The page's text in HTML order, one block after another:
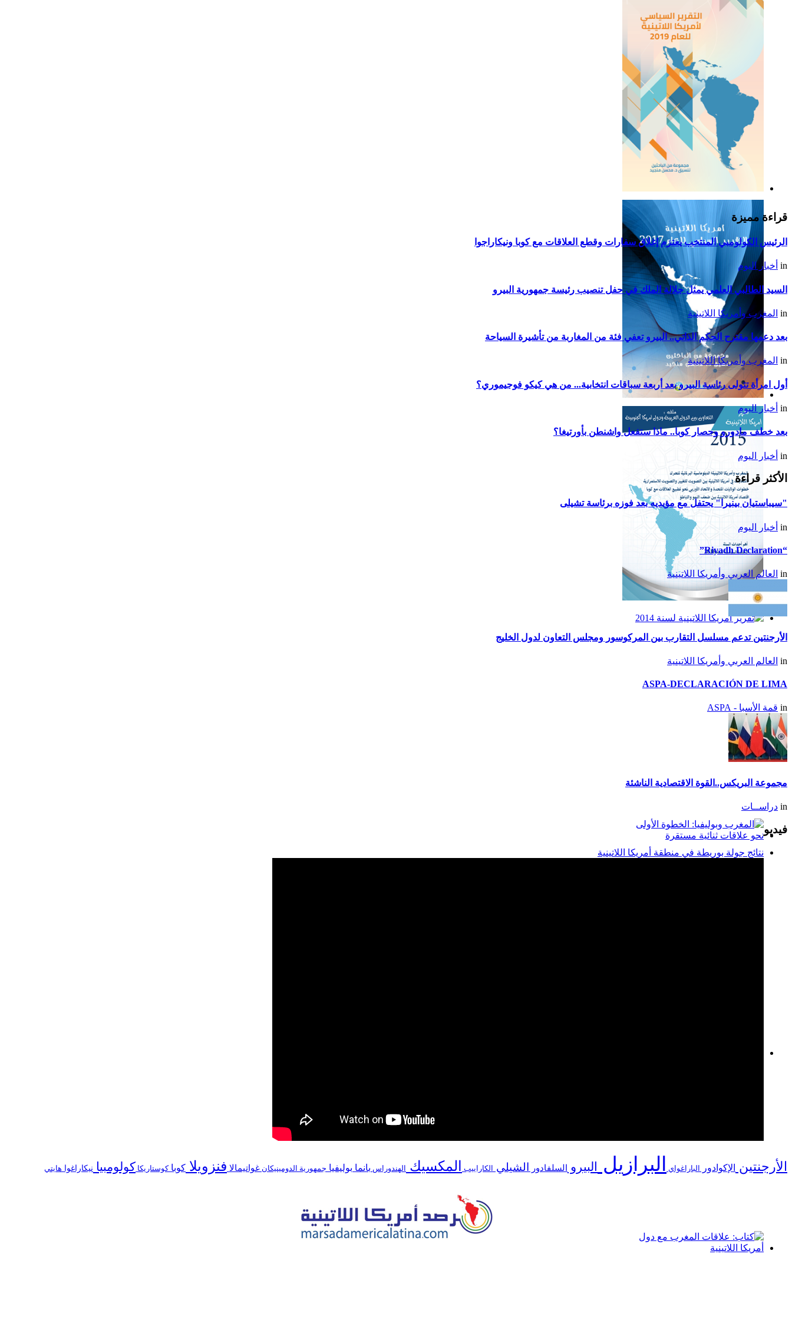
التقرير السياسي لأمريكا
اللاتينية للعام 2019
التقرير السياسي لأمريكا
اللاتينية للعام 2017
2015
تقرير أمريكا اللاتينية لسنة
2014
المغرب وبوليفيا: الخطوة
الأولى نحو علاقات ثنائية
قراءة مميزة
الرئيس الكولومبي المنتخب يعتزم إغلاق سفارات وقطع العلاقات مع كوبا ونيكاراجوا
in أخبار اليوم
السيد الطالبي العلمي يمثل جلالة الملك في حفل تنصيب رئيسة جمهورية البيرو
in المغرب وأمريكا اللاتينية
بعد دعمها مقترح الحكم الذاتي.. البيرو تعفي فئة من المغاربة من تأشيرة السياحة
in المغرب وأمريكا اللاتينية
أول امرأة تتولى رئاسة البيرو بعد أربعة سباقات انتخابية... من هي كيكو فوجيموري؟
in أخبار اليوم
بعد خطف مادورو وحصار كوبا.. ماذا ستفعل واشنطن بأورتيغا؟
in أخبار اليوم
الأكثر قراءة
"سيباستيان بينيرا" يحتفل مع مؤيديه بعد فوزه برئاسة تشيلى
in أخبار اليوم
“Riyadh Declaration”
in العالم العربي وأمريكا اللاتينية
الأرجنتين تدعم مسلسل التقارب بين المركوسور ومجلس التعاون لدول الخليج
in العالم العربي وأمريكا اللاتينية
ASPA-DECLARACIÓN DE LIMA
in قمة الأسبا - ASPA
مجموعة البريكس..القوة الاقتصادية الناشئة
in دراســات
فيديو
نتائج جولة بوريطة في منطقة أمريكا اللاتينية
الأرجنتين الإكوادور الباراغواي البرازيل البيرو السلفادور الشيلي الكاراييب المكسيك الهندوراس بانما بوليفيا جمهورية الدومينيكان غواتيمالا فنزويلا كوباكوستاريكا كولومبيا نيكاراغوا هايتي